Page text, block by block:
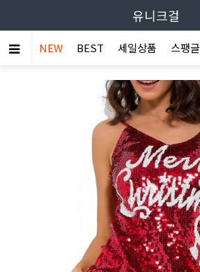
유니크걸
NEW BEST 세일상품 스팽글